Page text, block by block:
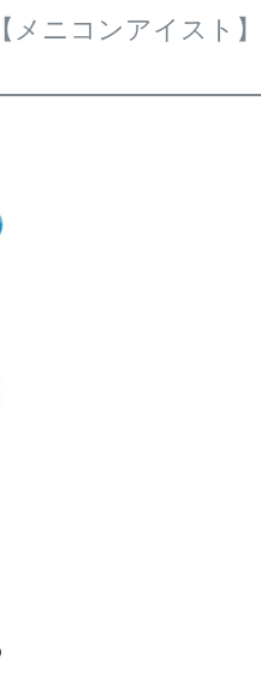
【メニコンアイスト】